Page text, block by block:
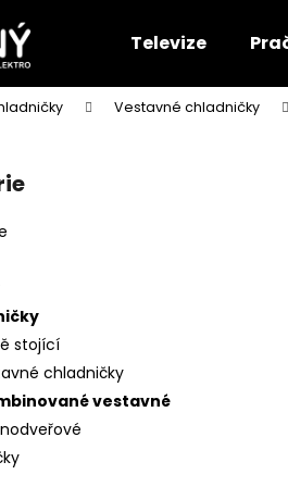
Televize
Vestavné chladničky
stojící
chladničky
vestavné